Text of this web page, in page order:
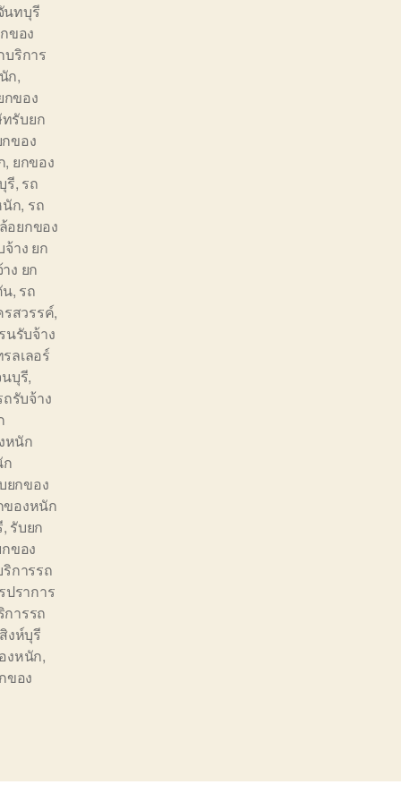
นทบุรี
ของ
ริการ
ก,
กของ
รับยก
ของ
, ยกของ
รี, รถ
ก, รถ
อยกของ
จ้าง ยก
ง ยก
น, รถ
สวรรค์,
นรับจ้าง
รลเลอร์
บุรี,
ถรับจ้าง
หนัก
ยกของ
ของหนัก
, รับยก
ของ
การรถ
ปราการ
ารรถ
สิงห์บุรี
งหนัก,
ของ